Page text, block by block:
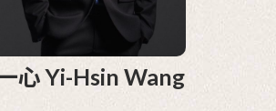
心 Yi-Hsin Wang